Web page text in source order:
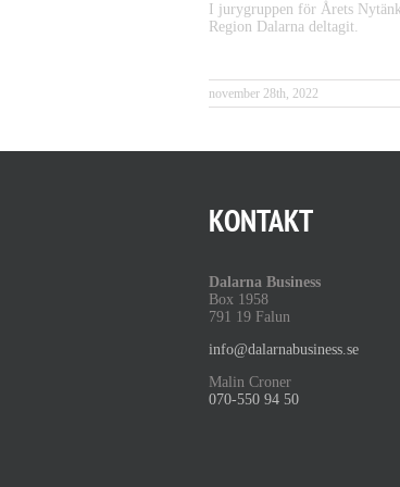
I jurygruppen för Årets
Region Dalarna deltagit.
november 28th, 2022
KONTAKT
Dalarna Business
Box 1958
791 19 Falun
info@dalarnabusiness.se
Malin Croner
070-550 94 50